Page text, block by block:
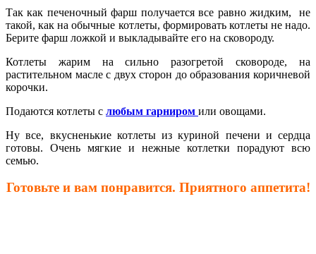
Так как печеночный фарш получается все равно жидким, не
такой, как на обычные котлеты, формировать котлеты не надо.
Берите фарш ложкой и выкладывайте его на сковороду.
Котлеты жарим на сильно разогретой сковороде, на
растительном масле с двух сторон до образования коричневой
корочки.
Подаются котлеты с любым гарниром или овощами.
Ну все, вкусненькие котлеты из куриной печени и сердца
готовы. Очень мягкие и нежные котлетки порадуют всю
семью.
Готовьте и вам понравится. Приятного аппетита!